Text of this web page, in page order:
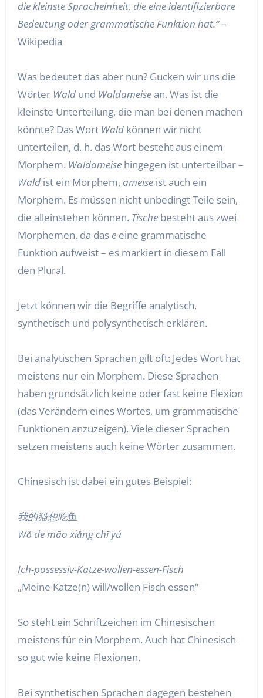
die kleinste Spracheinheit, die eine identifizierbare
Bedeutung oder grammatische Funktion hat.“–
Wikipedia
Was bedeutet das aber nun? Gucken wir uns die
Wörter Waldund Waldameisean. Was ist die
kleinste Unterteilung, die man bei denen machen
könnte? Das Wort Waldkönnen wir nicht
unterteilen, d. h. das Wort besteht aus einem
Morphem. Waldameisehingegen ist unterteilbar –
Waldist ein Morphem, ameiseist auch ein
Morphem. Es müssen nicht unbedingt Teile sein,
die alleinstehen können. Tischebesteht aus zwei
Morphemen, da das eeine grammatische
Funktion aufweist – es markiert in diesem Fall
den Plural.
Jetzt können wir die Begriffe analytisch,
synthetisch und polysynthetisch erklären.
Bei analytischen Sprachen gilt oft: Jedes Wort hat
meistens nur ein Morphem. Diese Sprachen
haben grundsätzlich keine oder fast keine Flexion
(das Verändern eines Wortes, um grammatische
Funktionen anzuzeigen). Viele dieser Sprachen
setzen meistens auch keine Wörter zusammen.
Chinesisch ist dabei ein gutes Beispiel:
我的猫想吃鱼
Wǒ de māo xiǎng chī yú
Ich-possessiv-Katze-wollen-essen-Fisch
„Meine Katze(n) will/wollen Fisch essen“
So steht ein Schriftzeichen im Chinesischen
meistens für ein Morphem. Auch hat Chinesisch
so gut wie keine Flexionen.
Bei synthetischen Sprachen dagegen bestehen